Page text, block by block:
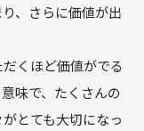
、さらに価値が出
くほど価値がでる
味で、たくさんの
とても大切になっ